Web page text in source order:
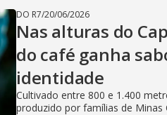
DO R7/20/06/2026
Nas alturas do
do café ganha
identidade
Cultivado entre 800 e 1.400
produzido por famílias de Minas